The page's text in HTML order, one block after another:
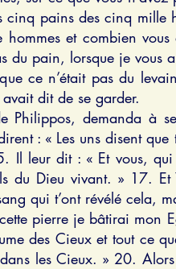
cinq pains des cinq mille
et combien
du pain, lorsque je vous
ce n’était pas du
dit de se garder.
Philippos, demanda à
: « Les uns disent que
Il leur dit : « Et vous,
du Dieu vivant. » 17. Et
qui t’ont révélé cela,
pierre je bâtirai mon
des Cieux et tout ce
les Cieux. » 20.